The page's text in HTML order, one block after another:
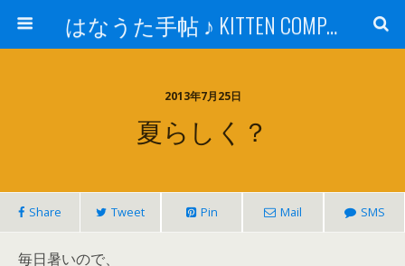
はなうた手帖 ♪ KITTEN COMPANY
2013年7月25日
夏らしく？
Share Tweet Pin Mail SMS
毎日暑いので、